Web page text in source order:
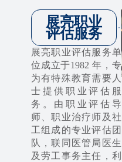
展亮职业
评估服务
展亮职业评估服务单
位成立于1982 年，专
为有特殊教育需要人
士提供职业评估服
务。由职业评估导
师、职业治疗师及社
工组成的专业评估团
队，联同医管局医生
及劳工事务主任，利